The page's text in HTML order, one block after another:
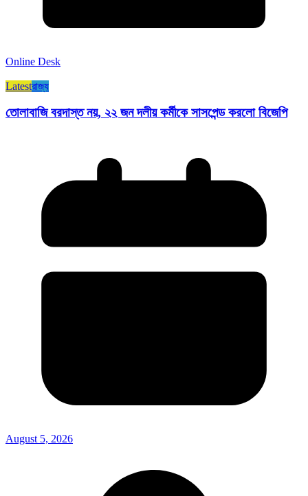
Online Desk
Latestরাজ্য​
তোলাবাজি বরদাস্ত নয়, ২২ জন দলীয় কর্মীকে সাসপেন্ড করলো বিজেপি
August 5, 2026